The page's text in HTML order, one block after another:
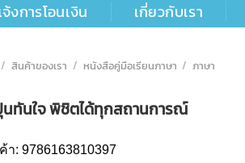
จ้งการโอนเงิน เกี่ยวกับเรา
/ สินค้าของเรา / หนังสือคู่มือเรียนภาษา / ภาษา
นใจ พิชิตได้ทุกสถานการณ์
า: 9786163810397